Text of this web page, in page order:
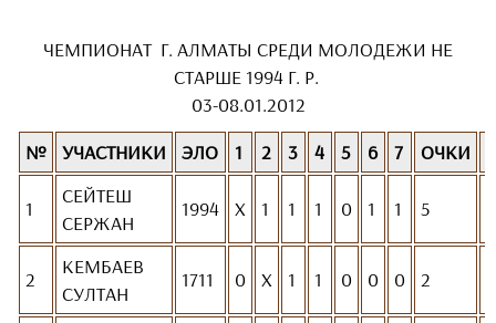
ЧЕМПИОНАТ Г. АЛМАТЫ СРЕДИ МОЛОДЕЖИ НЕ
СТАРШЕ 1994 Г. Р.
03-08.01.2012
№
УЧАСТНИКИ ЭЛО 1 2 3 4 5 6 7 ОЧКИ
1
СЕЙТЕШ
СЕРЖАН
1994 Х 1 1 1 0 1 1 5
2
КЕМБАЕВ
СУЛТАН
1711 0 Х 1 1 0 0 0 2